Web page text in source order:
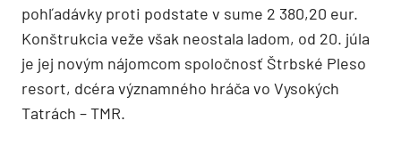
pohľadávky proti podstate v sume 2 380,20 eur.
Konštrukcia veže však neostala ladom, od 20. júla
je jej novým nájomcom spoločnosť Štrbské Pleso
resort, dcéra významného hráča vo Vysokých
Tatrách – TMR.